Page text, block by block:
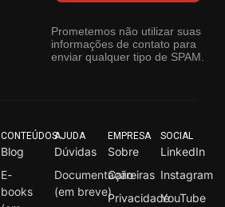
Prometemos não utilizar suas
informações de contato para
enviar qualquer tipo de SPAM.
CONTEÚDOS
Blog
E-
books
AJUDA
Dúvidas
Documentação
(em breve)
EMPRESA
Sobre
Carreiras
Privacidade
SOCIAL
LinkedIn
Instagram
YouTube